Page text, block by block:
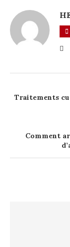
Traitements
Comment